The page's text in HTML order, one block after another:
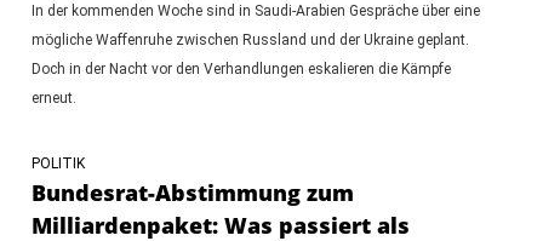
In der kommenden Woche sind in Saudi-Arabien Gespräche über eine
mögliche Waffenruhe zwischen Russland und der Ukraine geplant.
Doch in der Nacht vor den Verhandlungen eskalieren die Kämpfe
erneut.
POLITIK
Bundesrat-Abstimmung zum
Milliardenpaket: Was passiert als